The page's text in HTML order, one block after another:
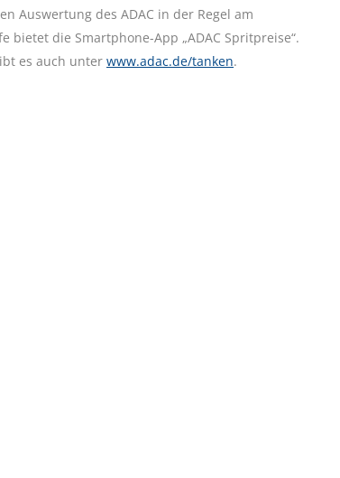
Auswertung des ADAC in der Regel am
die Smartphone-App „ADAC Spritpreise“.
es auch unter www.adac.de/tanken.